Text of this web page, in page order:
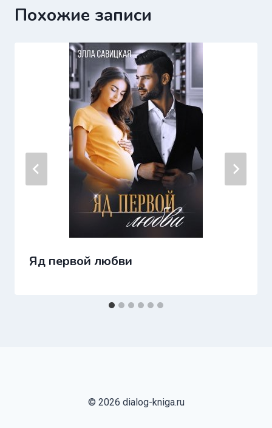
Похожие записи
Яд первой любви
© 2026 dialog-kniga.ru